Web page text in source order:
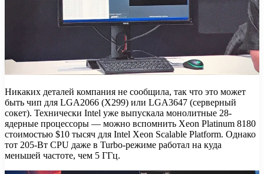
Никаких деталей компания не сообщила, так что это может
быть чип для LGA2066 (X299) или LGA3647 (серверный
сокет). Технически Intel уже выпускала монолитные 28-
ядерные процессоры — можно вспомнить Xeon Platinum 8180
стоимостью $10 тысяч для Intel Xeon Scalable Platform. Однако
тот 205-Вт CPU даже в Turbo-режиме работал на куда
меньшей частоте, чем 5 ГГц.